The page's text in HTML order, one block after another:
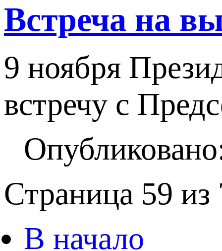
Встреча на
9 ноября
встречу с
Страница 59 из
В начало